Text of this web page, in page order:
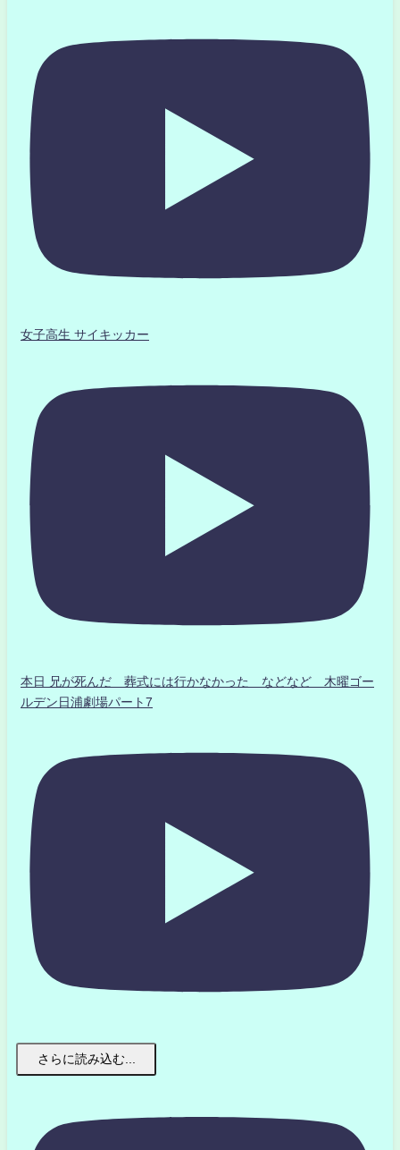
女子高生 サイキッカー
本日 兄が死んだ 葬式には行かなかった などなど 木曜ゴー
ルデン日浦劇場パート7
さらに読み込む...